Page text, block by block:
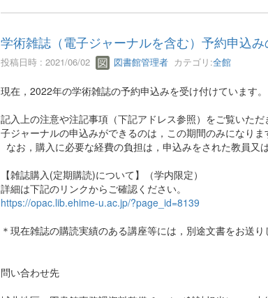
学術雑誌（電子ジャーナルを含む）予約申込
投稿日時 : 2021/06/02 図書館管理者カテゴリ:全館
現在，2022年の学術雑誌の予約申込みを受け付けています。
記入上の注意や注記事項（下記アドレス参照）をご覧いた
子ジャーナルの申込みができるのは，この期間のみになりま
なお，購入に必要な経費の負担は，申込みをされた教員又
【雑誌購入(定期購読)について】（学内限定）
詳細は下記のリンクからご確認ください。
https://opac.lib.ehime-u.ac.jp/?page_id=8139
＊現在雑誌の購読実績のある講座等には，別途文書をお送り
問い合わせ先